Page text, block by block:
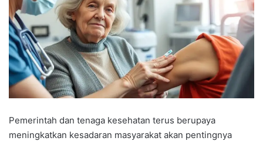
Pemerintah dan tenaga kesehatan terus berupaya
meningkatkan kesadaran masyarakat akan pentingnya